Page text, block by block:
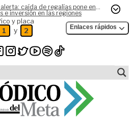
caída de regalías pone en
e inversión en las regiones
y placa
1 y 2 Enlaces rápidos